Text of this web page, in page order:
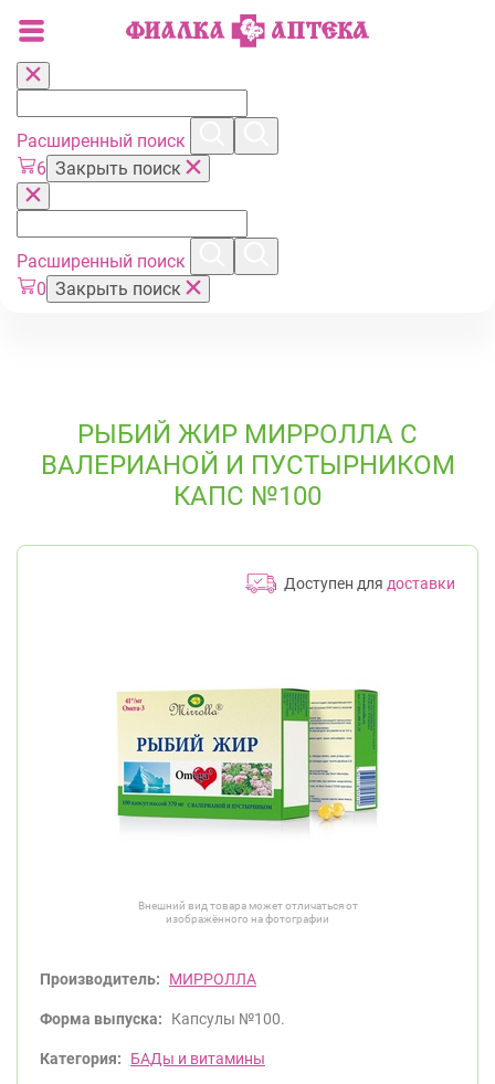
Расширенный поиск
6 Закрыть поиск
Расширенный поиск
0 Закрыть поиск
РЫБИЙ ЖИР МИРРОЛЛА С
ВАЛЕРИАНОЙ И ПУСТЫРНИКОМ
КАПС №100
Доступен для доставки
Внешний вид товара может отличаться от
изображённого на фотографии
Производитель: МИРРОЛЛА
Форма выпуска: Капсулы №100.
Категория: БАДы и витамины